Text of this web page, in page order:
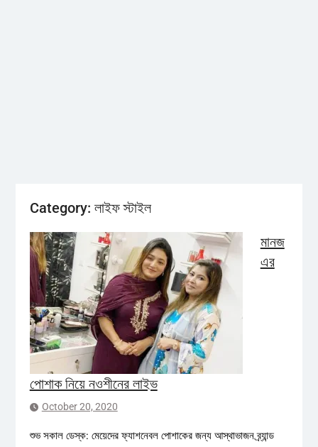
Category: লাইফ স্টাইল
মানজ
এর
পোশাক নিয়ে নওশীনের লাইভ
October 20, 2020
শুভ সকাল ডেস্ক: মেয়েদের ফ্যাশনেবল পোশাকের জন্য আস্থাভাজন ব্র্যান্ড